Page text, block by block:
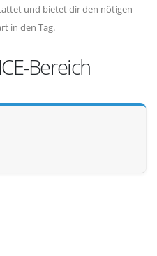
und bietet dir den nötigen
in den Tag.
Bereich